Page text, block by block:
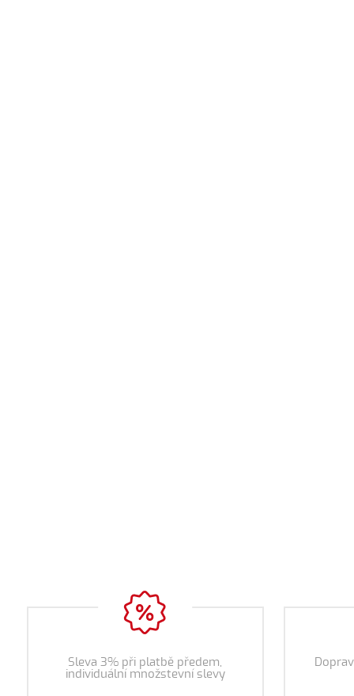
Sleva 3% při platbě předem,
individuální množstevní slevy